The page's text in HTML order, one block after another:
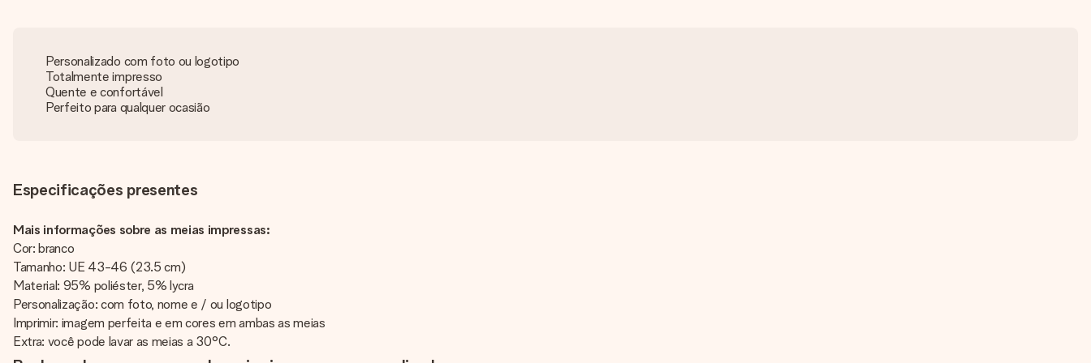
Personalizado com foto ou logotipo
Totalmente impresso
Quente e confortável
Perfeito para qualquer ocasião
Especificações presentes
Mais informações sobre as meias impressas:
Cor: branco
Tamanho: UE 43-46 (23.5 cm)
Material: 95% poliéster, 5% lycra
Personalização: com foto, nome e / ou logotipo
Imprimir: imagem perfeita e em cores em ambas as meias
Extra: você pode lavar as meias a 30°C.